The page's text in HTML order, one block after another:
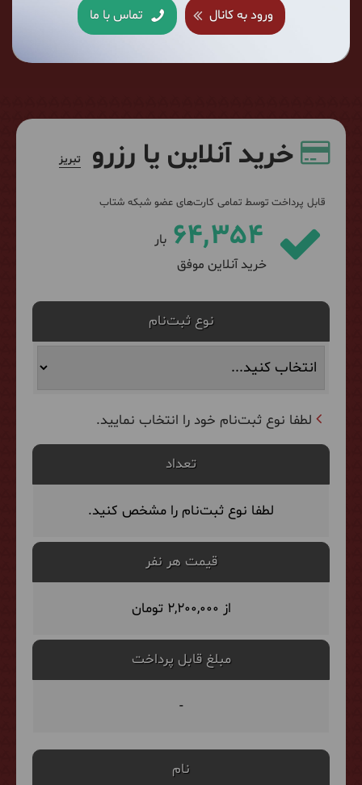
ورود به کانال تماس با ما همراه ما در سفرهای:خلیج نایبند تا ساحل مُکسّر تنگه چیتاب
تا تنگه مهریان
خرید آنلاین یا رزرو تبریز
قابل پرداخت توسط تمامی کارت‌های عضو شبکه شتاب
64,354 بار
خرید آنلاین موفق
نوع ثبت‌نام
لطفا نوع ثبت‌نام خود را انتخاب نمایید.
تعداد
لطفا نوع ثبت‌نام را مشخص کنید.
قیمت هر نفر
از 2,200,000 تومان
مبلغ قابل پرداخت
-
نام